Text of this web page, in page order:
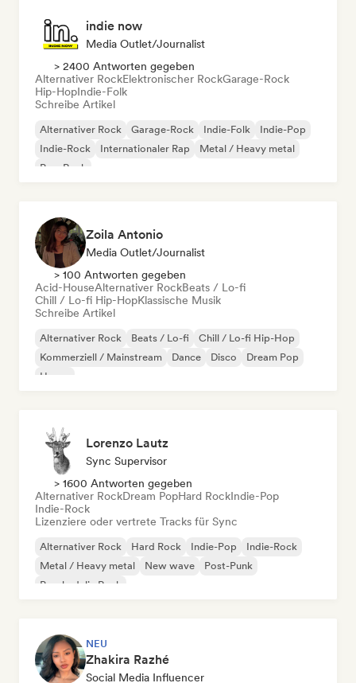
indie now
Media Outlet/Journalist
> 2400 Antworten gegeben
Alternativer RockElektronischer RockGarage-Rock
Hip-HopIndie-Folk
Schreibe Artikel
Alternativer Rock Garage-Rock Indie-Folk
Indie-Pop
Indie-Rock
Internationaler Rap
Metal / Heavy metal
Pop-Rock
Zoila Antonio
Media Outlet/Journalist
> 100 Antworten gegeben
Acid-HouseAlternativer RockBeats / Lo-fi
Chill / Lo-fi Hip-HopKlassische Musik
Schreibe Artikel
Alternativer Rock Beats / Lo-fi
Chill / Lo-fi Hip-Hop
Kommerziell / Mainstream
Dance Disco
Dream Pop
House
Lorenzo Lautz
Sync Supervisor
> 1600 Antworten gegeben
Alternativer RockDream PopHard RockIndie-Pop
Indie-Rock
Lizenziere oder vertrete Tracks für Sync
Alternativer Rock Hard Rock Indie-Pop
Indie-Rock
Metal / Heavy metal
New wave
Post-Punk
Psychedelic Rock
NEU
Zhakira Razhé
Social Media Influencer